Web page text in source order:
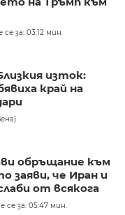
за: 03:12 мин.
изток:
край на
обръщание към
заяви, че Иран и
от всякога
се за: 05:47 мин.